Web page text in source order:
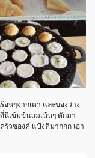
นๆจากเตา และของว่าง
นี่เข้มข้นนมเน้นๆ ตักมา
วซองค์ แป้งดีมากกก เอา